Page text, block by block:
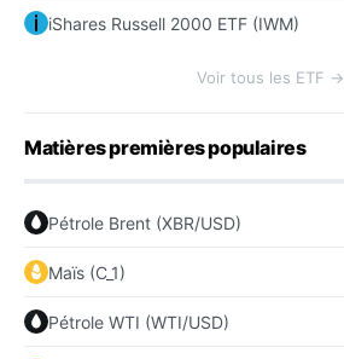
iShares Russell 2000 ETF (IWM)
Voir tous les ETF →
Matières premières populaires
Pétrole Brent (XBR/USD)
Maïs (C_1)
Pétrole WTI (WTI/USD)